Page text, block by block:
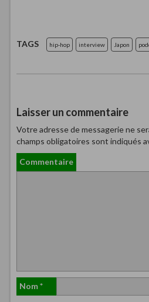
TAGS hip-hop interview Japon
Laisser un commentaire
Votre adresse de messagerie ne
champs obligatoires sont indiqués
Commentaire
Nom*